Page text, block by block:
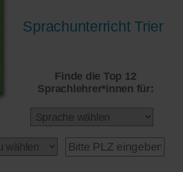
Sprachunterricht Trier
Finde die Top 12
Sprachlehrer*innen für: